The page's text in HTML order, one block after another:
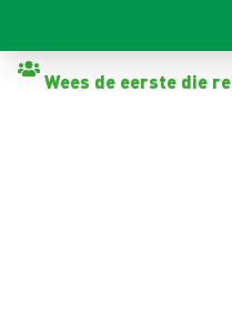
Wees de eerste die